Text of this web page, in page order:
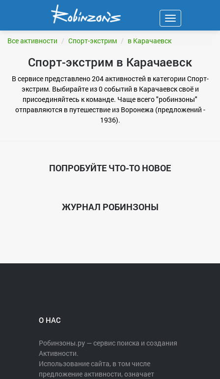
Навигация
Все активности Спорт-экстрим в Карачаевск
Спорт-экстрим в Карачаевск
В сервисе представлено 204 активностей в категории Спорт-
экстрим. Выбирайте из 0 событий в Карачаевск своё и
присоединяйтесь к команде. Чаще всего "робинзоны"
отправляются в путешествие из Воронежа (предложений -
1936).
ПОПРОБУЙТЕ ЧТО-ТО НОВОЕ
ЖУРНАЛ РОБИНЗОНЫ
О НАС
Робинзоны.ру — сервис поиска и создания
Активности.
Использование сайта, в том числе
предложение активности, означает